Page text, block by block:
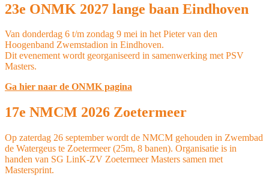
23e ONMK 2027 lange baan Eindhoven
Van donderdag 6 t/m zondag 9 mei in het Pieter van den
Hoogenband Zwemstadion in Eindhoven.
Dit evenement wordt georganiseerd in samenwerking met PSV
Masters.
Ga hier naar de ONMK pagina
17e NMCM 2026 Zoetermeer
Op zaterdag 26 september wordt de NMCM gehouden in Zwembad
de Watergeus te Zoetermeer (25m, 8 banen). Organisatie is in
handen van SG LinK-ZV Zoetermeer Masters samen met
Mastersprint.